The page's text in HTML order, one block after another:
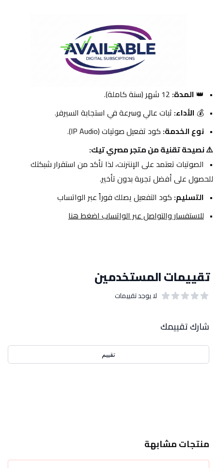
👑 المدة:
💰 الأداء: ثبات عالي وسرعة في استجابة السيرفر.
نوع الخدمة: كود تفعيل صوتيات (IP Audio).
⚠️ نصيحة تقنية من متجر مصري تيك:
للحصول على أفضل تجربة بدون تأخير.
التسليم: كود التفعيل يصلك فوراً عبر الواتساب
للاستفسار والتواصل عبر الواتساب اضغط هنا
تقييمات المستخدمين
لا يوجد تقييمات
شارك تقييمك
تقييم
منتجات مشابهة